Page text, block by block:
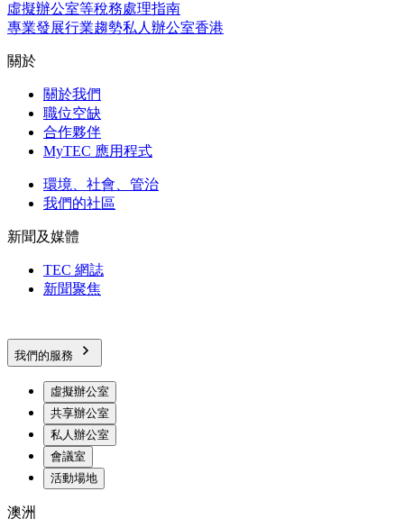
虛擬辦公室等稅務處理指南
專業發展行業趨勢私人辦公室香港
關於
關於我們
職位空缺
合作夥伴
MyTEC 應用程式
環境、社會、管治
我們的社區
新聞及媒體
TEC 網誌
新聞聚焦
我們的服務
虛擬辦公室
共享辦公室
私人辦公室
會議室
活動場地
澳洲